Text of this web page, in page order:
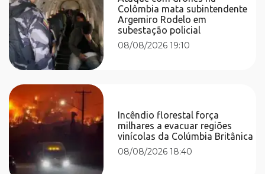
Colômbia mata subintendente
Argemiro Rodelo em
subestação policial
08/08/2026 19:10
Incêndio florestal força
milhares a evacuar regiões
vinícolas da Colúmbia Britânica
08/08/2026 18:40